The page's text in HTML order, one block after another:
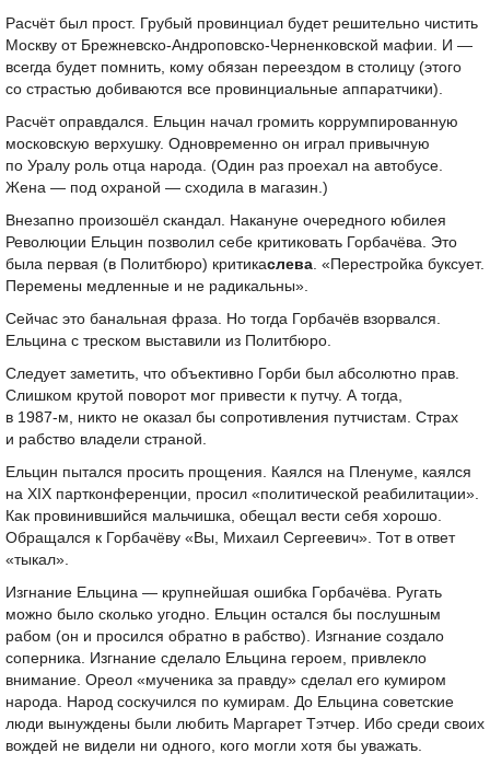
Расчёт был прост. Грубый провинциал будет решительно чистить
Москву от Брежневско-Андроповско-Черненковской мафии. И —
всегда будет помнить, кому обязан переездом в столицу (этого
со страстью добиваются все провинциальные аппаратчики).
Расчёт оправдался. Ельцин начал громить коррумпированную
московскую верхушку. Одновременно он играл привычную
по Уралу роль отца народа. (Один раз проехал на автобусе.
Жена — под охраной — сходила в магазин.)
Внезапно произошёл скандал. Накануне очередного юбилея
Революции Ельцин позволил себе критиковать Горбачёва. Это
была первая (в Политбюро) критикаслева. «Перестройка буксует.
Перемены медленные и не радикальны».
Сейчас это банальная фраза. Но тогда Горбачёв взорвался.
Ельцина с треском выставили из Политбюро.
Следует заметить, что объективно Горби был абсолютно прав.
Слишком крутой поворот мог привести к путчу. А тогда,
в 1987-м, никто не оказал бы сопротивления путчистам. Страх
и рабство владели страной.
Ельцин пытался просить прощения. Каялся на Пленуме, каялся
на XIX партконференции, просил «политической реабилитации».
Как провинившийся мальчишка, обещал вести себя хорошо.
Обращался к Горбачёву «Вы, Михаил Сергеевич». Тот в ответ
«тыкал».
Изгнание Ельцина — крупнейшая ошибка Горбачёва. Ругать
можно было сколько угодно. Ельцин остался бы послушным
рабом (он и просился обратно в рабство). Изгнание создало
соперника. Изгнание сделало Ельцина героем, привлекло
внимание. Ореол «мученика за правду» сделал его кумиром
народа. Народ соскучился по кумирам. До Ельцина советские
люди вынуждены были любить Маргарет Тэтчер. Ибо среди своих
вождей не видели ни одного, кого могли хотя бы уважать.